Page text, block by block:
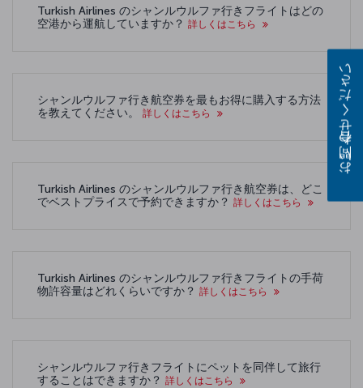
Turkish Airlines のシャンルウルファ行きフライトはどの
空港から運航していますか？ 詳しくはこちら
シャンルウルファ行き航空券を最もお得に購入する方法
を教えてください。 詳しくはこちら
Turkish Airlines のシャンルウルファ行き航空券は、どこ
でベストプライスで予約できますか？ 詳しくはこちら
Turkish Airlines のシャンルウルファ行きフライトの手荷
物許容量はどれくらいですか？ 詳しくはこちら
シャンルウルファ行きフライトにペットを同伴して旅行
することはできますか？ 詳しくはこちら
お問い合わせください